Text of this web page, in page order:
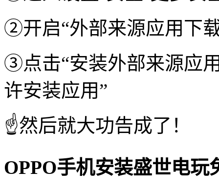
②开启“外部来源应用下
③点击“安装外部来源应
许安装应用”
☝️然后就大功告成了！
OPPO手机安装盛世电玩